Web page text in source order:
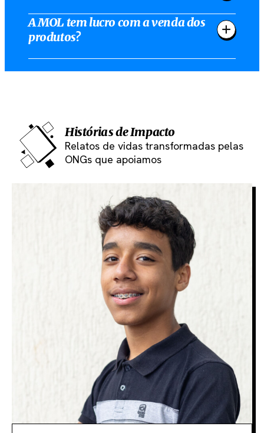
A MOL tem lucro com a venda dos
produtos?
Histórias de Impacto
Relatos de vidas transformadas pelas
ONGs que apoiamos